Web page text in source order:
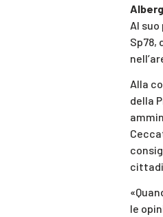
Al
Sp78,
Alla
della
le